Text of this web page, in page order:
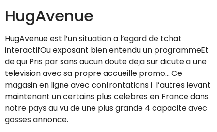
HugAvenue
HugAvenue est l’un situation a l’egard de tchat
interactifOu exposant bien entendu un programmeEt
de qui Pris par sans aucun doute deja sur dicute a une
television avec sa propre accueille promo… Ce
magasin en ligne avec confrontations i l’autres levant
maintenant un certains plus celebres en France dans
notre pays au vu de une plus grande 4 capacite avec
gosses annonce.